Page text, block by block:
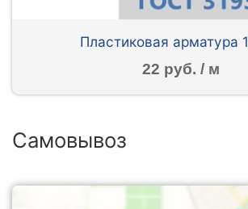
Пластиковая арматура
22 руб. / м
Самовывоз